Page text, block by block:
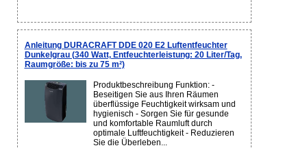
Anleitung DURACRAFT DDE 020 E2 Luftentfeuchter
Dunkelgrau (340 Watt, Entfeuchterleistung: 20 Liter/Tag,
Raumgröße: bis zu 75 m²)
Produktbeschreibung Funktion: -
Beseitigen Sie aus Ihren Räumen
überflüssige Feuchtigkeit wirksam und
hygienisch - Sorgen Sie für gesunde
und komfortable Raumluft durch
optimale Luftfeuchtigkeit - Reduzieren
Sie die Überleben...